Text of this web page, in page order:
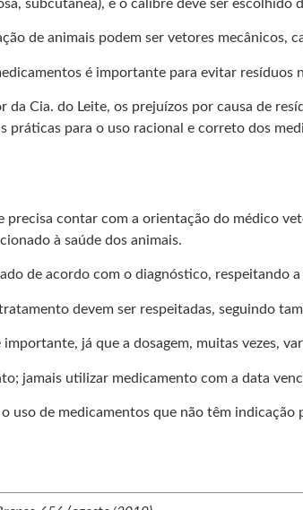
subcutânea), e o calibre deve ser escolhido
de animais podem ser vetores
é importante para evitar
da Cia. do Leite, os prejuízos por causa de
práticas para o uso racional e correto dos
contar com a orientação do médico
à saúde dos animais.
de acordo com o diagnóstico, respeitando
devem ser respeitadas, seguindo
já que a dosagem, muitas vezes,
jamais utilizar medicamento com a data
de medicamentos que não têm